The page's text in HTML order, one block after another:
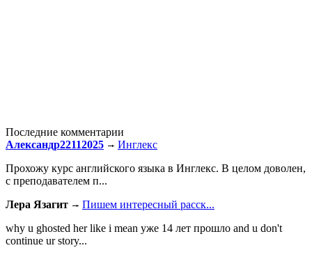
Последние комментарии
Александр22112025
Инглекс
Прохожу курс английского языка в Инглекс. В целом доволен,
с преподавателем п...
Лера Язагит
Пишем интересный расск...
why u ghosted her like i mean уже 14 лет прошло and u don't
continue ur story...